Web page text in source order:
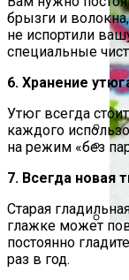
брызги и
не испортили
специальные
6. Хранение
Утюг всегда
каждого
на режим «без
7. Всегда новая
Старая
глажке может
постоянно
раз в год.